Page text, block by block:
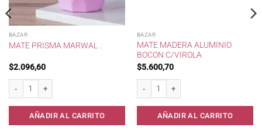
BAZAR
MATE PRISMA MARWAL .
$2.096,60
AÑADIR AL CARRITO
BAZAR
MATE MADERA ALUMINIO
BOCON C/VIROLA
$5.600,70
AÑADIR AL CARRITO